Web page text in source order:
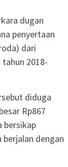
dugan
penyertaan
dari
2018-
diduga
Rp867
bersikap
dengan